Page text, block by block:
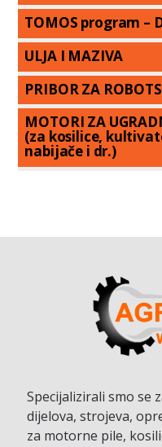
TOMOS program –
ULJA I MAZIVA
PRIBOR ZA
MOTORI ZA
(za kosilice,
nabijače i dr.)
Specijalizirali smo se
dijelova, strojeva,
za motorne pile,